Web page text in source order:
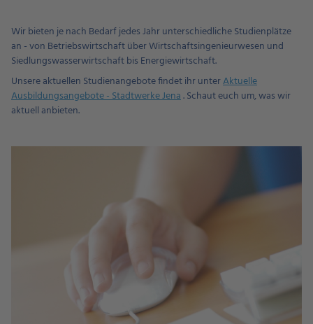
Wir bieten je nach Bedarf jedes Jahr unterschiedliche Studienplätze
an - von Betriebswirtschaft über Wirtschaftsingenieurwesen und
Siedlungswasserwirtschaft bis Energiewirtschaft.
Unsere aktuellen Studienangebote findet ihr unterAktuelle
Ausbildungsangebote - Stadtwerke Jena. Schaut euch um, was wir
aktuell anbieten.